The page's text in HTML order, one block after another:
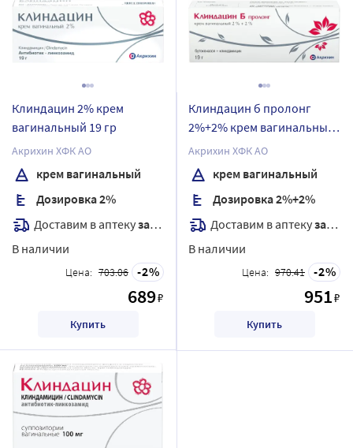
Клиндацин 2% крем
вагинальный 19 гр
Акрихин ХФК АО
крем вагинальный
Дозировка 2%
Доставим в аптекузавтра
В наличии
Цена: 703.06 2
689₽
Купить
Клиндацин б пролонг
2%+2% крем вагинальный
19 гр
Акрихин ХФК АО
крем вагинальный
Дозировка 2%+2%
Доставим в аптекузавтра
В наличии
Цена: 970.41 2
951₽
Купить